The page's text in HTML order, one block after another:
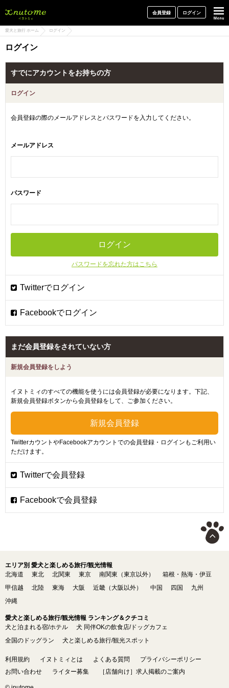
会員登録 ログイン
愛犬と旅行 ホーム ログイン
ログイン
すでにアカウントをお持ちの方
ログイン
会員登録の際のメールアドレスとパスワードを入力してください。
メールアドレス
パスワード
パスワードを忘れた方はこちら
まだ会員登録をされていない方
新規会員登録をしよう
イヌトミィのすべての機能を使うには会員登録が必要になります。下記、
新規会員登録ボタンから会員登録をして、ご参加ください。
TwitterカウントやFacebookアカウントでの会員登録・ログインもご利用い
ただけます。
エリア別 愛犬と楽しめる旅行/観光情報
北海道
東北 北関東 東京 南関東（東京以外）
箱根・熱海・伊豆
甲信越
北陸 東海 大阪 近畿（大阪以外） 中国 四国
九州
沖縄
愛犬と楽しめる旅行/観光情報 ランキング＆クチコミ
犬と泊まれる宿/ホテル
犬 同伴OKの飲食店/ドッグカフェ
全国のドッグラン
犬と楽しめる旅行/観光スポット
利用規約 イヌトミィとは よくある質問
プライバシーポリシー
お問い合わせ
ライター募集 ［店舗向け］求人掲載のご案内